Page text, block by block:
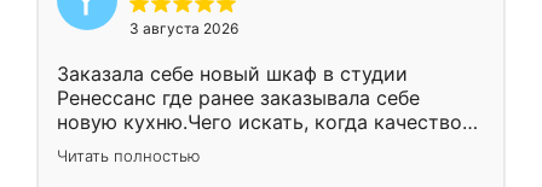
3 августа 2026
Заказала себе новый шкаф в студии
Ренессанс где ранее заказывала себе
новую кухню.Чего искать, когда качеством
вполне довольна. Служит кухня уже почти
два года, нареканий нет.
Читать полностью